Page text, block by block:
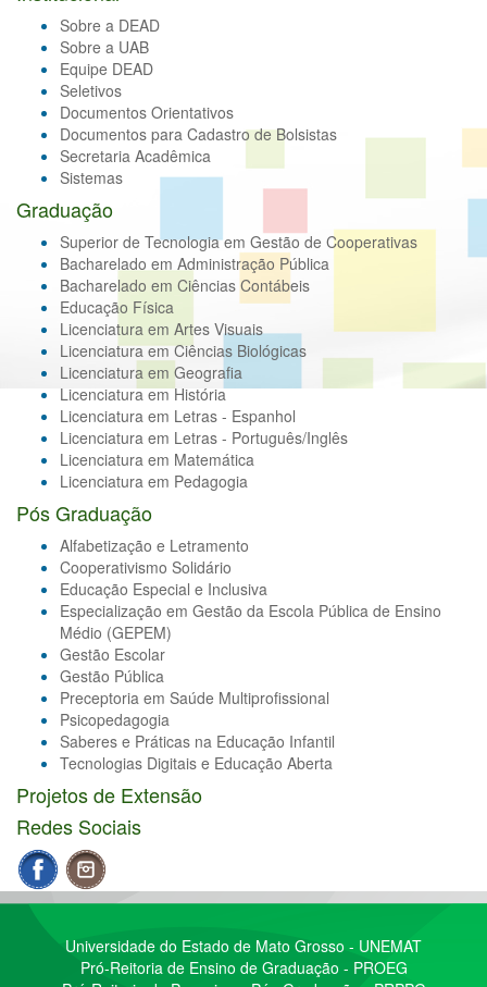
Sobre a DEAD
Sobre a UAB
Equipe DEAD
Seletivos
Documentos Orientativos
Documentos para Cadastro de Bolsistas
Secretaria Acadêmica
Sistemas
Graduação
Superior de Tecnologia em Gestão de Cooperativas
Bacharelado em Administração Pública
Bacharelado em Ciências Contábeis
Educação Física
Licenciatura em Artes Visuais
Licenciatura em Ciências Biológicas
Licenciatura em Geografia
Licenciatura em História
Licenciatura em Letras - Espanhol
Licenciatura em Letras - Português/Inglês
Licenciatura em Matemática
Licenciatura em Pedagogia
Pós Graduação
Alfabetização e Letramento
Cooperativismo Solidário
Educação Especial e Inclusiva
Especialização em Gestão da Escola Pública de Ensino
Médio (GEPEM)
Gestão Escolar
Gestão Pública
Preceptoria em Saúde Multiprofissional
Psicopedagogia
Saberes e Práticas na Educação Infantil
Tecnologias Digitais e Educação Aberta
Projetos de Extensão
Redes Sociais
Universidade do Estado de Mato Grosso - UNEMAT
Pró-Reitoria de Ensino de Graduação - PROEG